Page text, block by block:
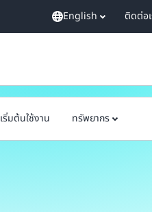
English ติดต่อ
เริ่มต้นใช้งาน ทรัพยากร